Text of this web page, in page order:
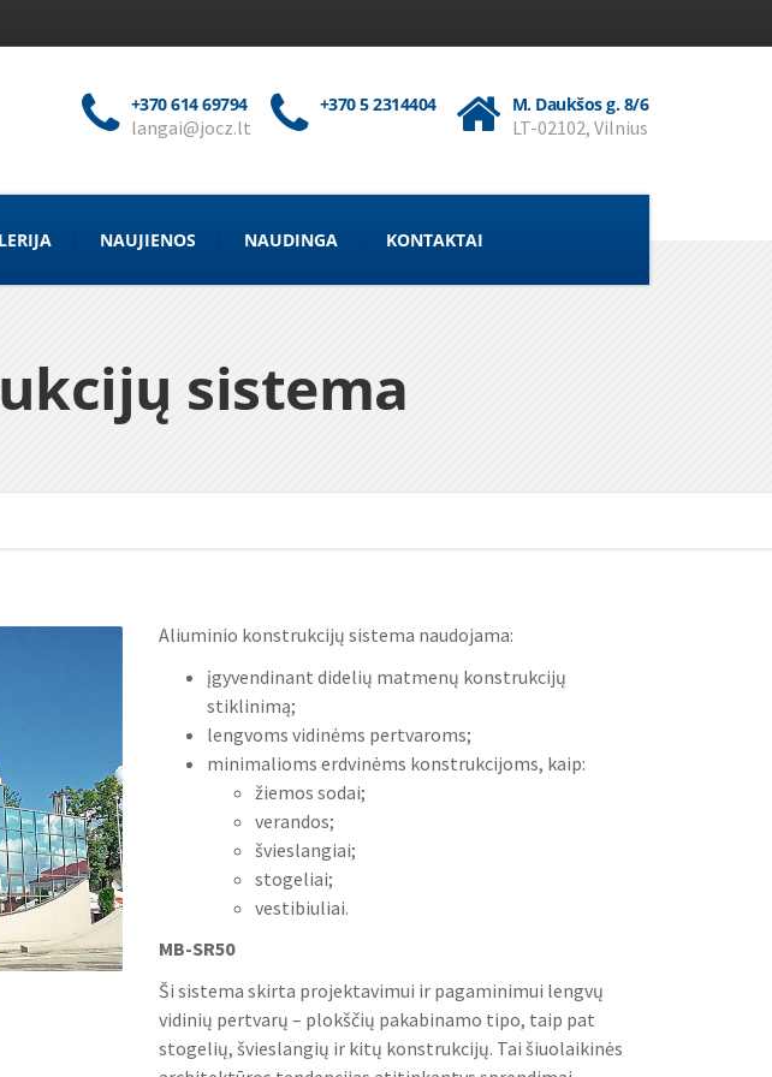
+370 614 69794
langai@jocz.lt
+370 5 2314404 M. Daukšos g. 8/6
LT-02102, Vilnius
NAUJIENOS NAUDINGA KONTAKTAI
sistema
Aliuminio konstrukcijų sistema naudojama:
įgyvendinant didelių matmenų konstrukcijų
stiklinimą;
lengvoms vidinėms pertvaroms;
minimalioms erdvinėms konstrukcijoms, kaip:
žiemos sodai;
verandos;
švieslangiai;
stogeliai;
vestibiuliai.
MB-SR50
Ši sistema skirta projektavimui ir pagaminimui lengvų
vidinių pertvarų – plokščių pakabinamo tipo, taip pat
stogelių, švieslangių ir kitų konstrukcijų. Tai šiuolaikinės